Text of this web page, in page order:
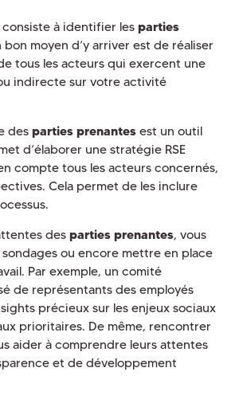
à identifier les parties
moyen d’y arriver est de réaliser
tous les acteurs qui exercent une
indirecte sur votre activité
des parties prenantesest un outil
d’élaborer une stratégie RSE
compte tous les acteurs concernés,
Cela permet de les inclure
des parties prenantes, vous
ou encore mettre en place
Par exemple, un comité
de représentants des employés
précieux sur les enjeux sociaux
prioritaires. De même, rencontrer
aider à comprendre leurs attentes
et de développement